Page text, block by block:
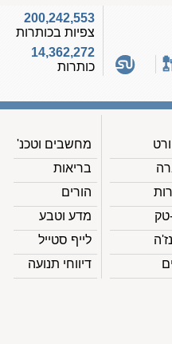
200,242,553
צפיות בכותרות
14,362,272
כותרות
מחשבים וטכנ'
בריאות
הורים
מדע וטבע
לייף סטייל
דיווחי תנועה